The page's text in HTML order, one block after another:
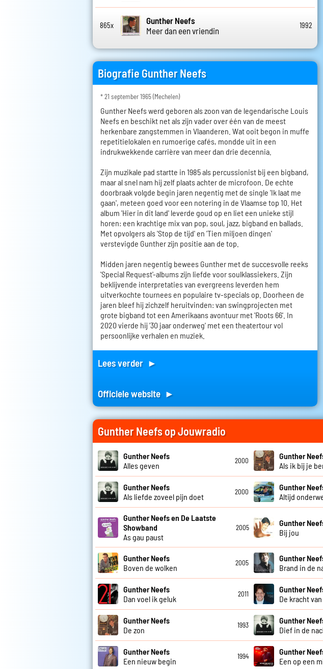
865x
Gunther Neefs
Meer dan een vriendin
1992
Biografie Gunther Neefs
* 21 september 1965 (Mechelen)
Gunther Neefs werd geboren als zoon van de legendarische Louis
Neefs en beschikt net als zijn vader over één van de meest
herkenbare zangstemmen in Vlaanderen. Wat ooit begon in muffe
repetitielokalen en rumoerige cafés, mondde uit in een
indrukwekkende carrière van meer dan drie decennia.
Zijn muzikale pad startte in 1985 als percussionist bij een bigband,
maar al snel nam hij zelf plaats achter de microfoon. De echte
doorbraak volgde begin jaren negentig met de single 'Ik laat me
gaan', meteen goed voor een notering in de Vlaamse top 10. Het
album 'Hier in dit land' leverde goud op en liet een unieke stijl
horen: een krachtige mix van pop, soul, jazz, bigband en ballads.
Met opvolgers als 'Stop de tijd' en 'Tien miljoen dingen'
verstevigde Gunther zijn positie aan de top.
Midden jaren negentig bewees Gunther met de succesvolle reeks
'Special Request'-albums zijn liefde voor soulklassiekers. Zijn
beklijvende interpretaties van evergreens leverden hem
uitverkochte tournees en populaire tv-specials op. Doorheen de
jaren bleef hij zichzelf heruitvinden: van swingprojecten met
grote bigband tot een Amerikaans avontuur met 'Roots 66'. In
2020 vierde hij '30 jaar onderweg' met een theatertour vol
persoonlijke verhalen en muziek.
Lees verder ►
Officiele website ►
Gunther Neefs op Jouwradio
Gunther Neefs
Alles geven
2000
Gunther
Als ik bij je
Gunther Neefs
Als liefde zoveel pijn doet
2000
Gunther
Altijd
Gunther Neefs en De Laatste
Showband
As gau paust
2005
Gunther
Bij jou
Gunther Neefs
Boven de wolken
2005
Gunther
Brand in de
Gunther Neefs
Dan voel ik geluk
2011
Gunther
De kracht
Gunther Neefs
De zon
1993
Gunther
Dief in de
Gunther Neefs
Een nieuw begin
1994
Gunther
Een op een